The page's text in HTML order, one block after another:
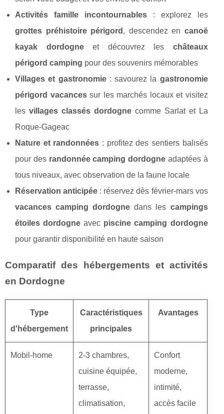
Activités famille incontournables: explorez les
grottes préhistoire périgord , descendez en canoë
kayak dordogneet découvrez les châteaux
périgord camping pour des souvenirs mémorables
Villages et gastronomie: savourez la gastronomie
périgord vacancessur les marchés locaux et visitez
les villages classés dordognecomme Sarlat et La
Roque-Gageac
Nature et randonnées : profitez des sentiers balisés
pour des randonnée camping dordogne adaptées à
tous niveaux, avec observation de la faune locale
Réservation anticipée : réservez dès février-mars vos
vacances camping dordogne dans les campings
étoiles dordogne avec piscine camping dordogne
pour garantir disponibilité en haute saison
Comparatif des hébergements et activités
en Dordogne
Type
d'hébergement
Caractéristiques
principales
Avantages
Mobil-home
2-3 chambres,
cuisine équipée,
terrasse,
climatisation,
Confort
moderne,
intimité,
accès facile